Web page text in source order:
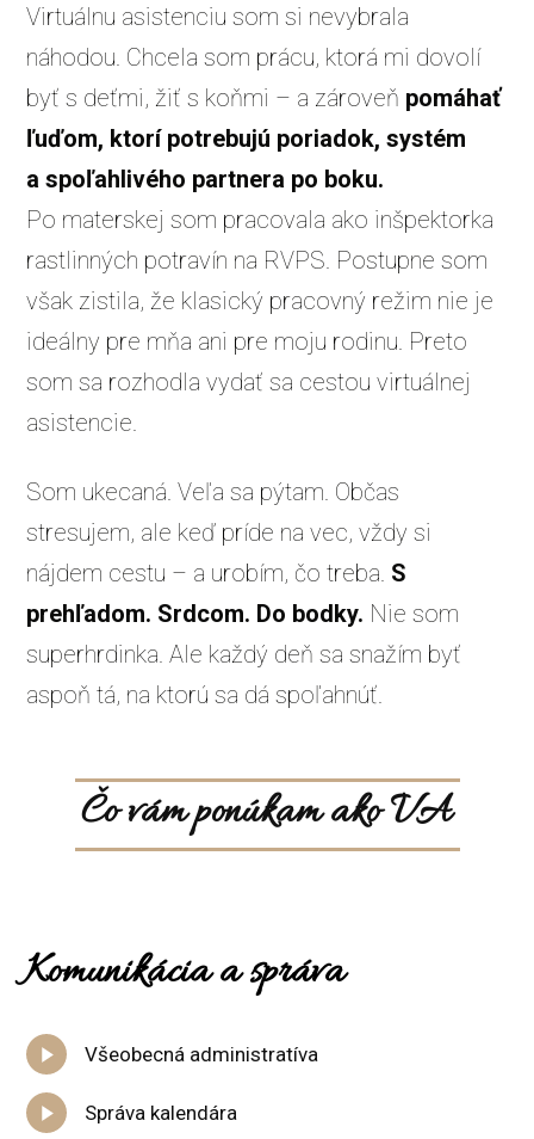
Virtuálnu asistenciu som si nevybrala
náhodou. Chcela som prácu, ktorá mi dovolí
byť s deťmi, žiť s koňmi – a zároveň pomáhať
ľuďom, ktorí potrebujú poriadok, systém
a spoľahlivého partnera po boku.
Po materskej som pracovala ako inšpektorka
rastlinných potravín na RVPS. Postupne som
však zistila, že klasický pracovný režim nie je
ideálny pre mňa ani pre moju rodinu. Preto
som sa rozhodla vydať sa cestou virtuálnej
asistencie.
Som ukecaná. Veľa sa pýtam. Občas
stresujem, ale keď príde na vec, vždy si
nájdem cestu – a urobím, čo treba. S
prehľadom. Srdcom. Do bodky. Nie som
superhrdinka. Ale každý deň sa snažím byť
aspoň tá, na ktorú sa dá spoľahnúť.
Čo vám ponúkam ako VA
Komunikácia a správa
Všeobecná administratíva
Správa kalendára